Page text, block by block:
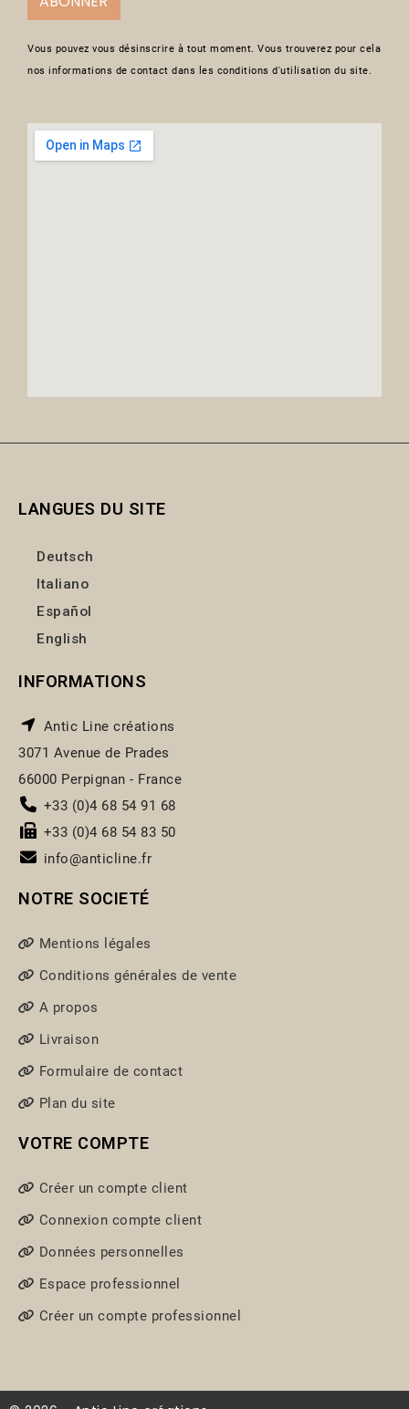
Vous pouvez vous désinscrire à tout moment. Vous trouverez pour cela
nos informations de contact dans les conditions d'utilisation du site.
LANGUES DU SITE
Deutsch
Italiano
Español
English
INFORMATIONS
Antic Line créations
3071 Avenue de Prades
66000 Perpignan - France
+33 (0)4 68 54 91 68
+33 (0)4 68 54 83 50
info@anticline.fr
NOTRE SOCIETÉ
Mentions légales
Conditions générales de vente
A propos
Livraison
Formulaire de contact
Plan du site
VOTRE COMPTE
Créer un compte client
Connexion compte client
Données personnelles
Espace professionnel
Créer un compte professionnel